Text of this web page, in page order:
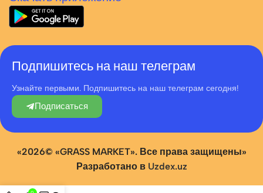
Подпишитесь на наш телеграм
Узнайте первыми. Подпишитесь на наш телеграм сегодня!
Подписаться
«2026© «GRASS MARKET». Все права защищены»
Разработано в Uzdex.uz